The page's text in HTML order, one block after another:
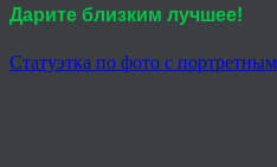
Дарите близким лучшее!
Статуэтка по фото с